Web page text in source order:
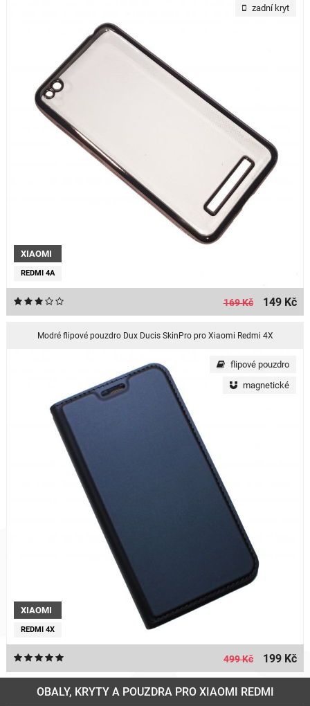
XIAOMI
REDMI 4A
zadní kryt
169 Kč 149 Kč
Modré flipové pouzdro Dux Ducis SkinPro pro Xiaomi Redmi 4X
XIAOMI
REDMI 4X
flipové pouzdro
magnetické
499 Kč 199 Kč
OBALY, KRYTY A POUZDRA PRO XIAOMI REDMI